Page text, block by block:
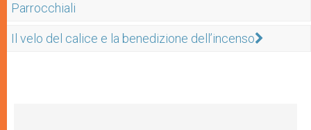
Parrocchiali
Il velo del calice e la benedizione dell’incenso